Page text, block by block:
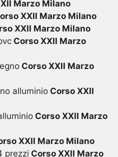
Marzo Milano
XXII Marzo Milano
XXII Marzo Milano
Corso XXII Marzo
Corso XXII Marzo
alluminioCorso XXII
Corso XXII Marzo
XXII Marzo Milano
prezzi Corso XXII Marzo